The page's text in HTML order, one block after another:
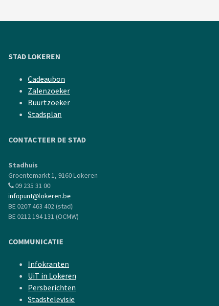
STAD LOKEREN
Cadeaubon
Zalenzoeker
Buurtzoeker
Stadsplan
CONTACTEER DE STAD
Stadhuis
Groentemarkt 1, 9160 Lokeren
09 235 31 00
infopunt@lokeren.be
BE 0207 463 402 (stad)
BE 0212 194 131 (OCMW)
COMMUNICATIE
Infokranten
UiT in Lokeren
Persberichten
Stadstelevisie